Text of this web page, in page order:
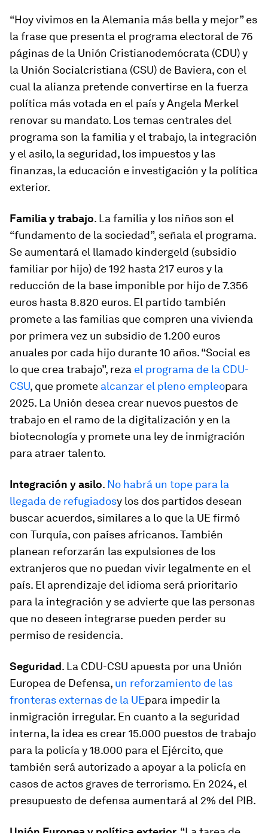
“Hoy vivimos en la Alemania más bella y mejor” es
la frase que presenta el programa electoral de 76
páginas de la Unión Cristianodemócrata (CDU) y
la Unión Socialcristiana (CSU) de Baviera, con el
cual la alianza pretende convertirse en la fuerza
política más votada en el país y Angela Merkel
renovar su mandato. Los temas centrales del
programa son la familia y el trabajo, la integración
y el asilo, la seguridad, los impuestos y las
finanzas, la educación e investigación y la política
exterior.
Familia y trabajo. La familia y los niños son el
“fundamento de la sociedad”, señala el programa.
Se aumentará el llamado kindergeld (subsidio
familiar por hijo) de 192 hasta 217 euros y la
reducción de la base imponible por hijo de 7.356
euros hasta 8.820 euros. El partido también
promete a las familias que compren una vivienda
por primera vez un subsidio de 1.200 euros
anuales por cada hijo durante 10 años. “Social es
lo que crea trabajo”, reza el programa de la CDU-
CSU, que promete alcanzar el pleno empleopara
2025. La Unión desea crear nuevos puestos de
trabajo en el ramo de la digitalización y en la
biotecnología y promete una ley de inmigración
para atraer talento.
Integración y asilo. No habrá un tope para la
llegada de refugiadosy los dos partidos desean
buscar acuerdos, similares a lo que la UE firmó
con Turquía, con países africanos. También
planean reforzarán las expulsiones de los
extranjeros que no puedan vivir legalmente en el
país. El aprendizaje del idioma será prioritario
para la integración y se advierte que las personas
que no deseen integrarse pueden perder su
permiso de residencia.
Seguridad. La CDU-CSU apuesta por una Unión
Europea de Defensa, un reforzamiento de las
fronteras externas de la UEpara impedir la
inmigración irregular. En cuanto a la seguridad
interna, la idea es crear 15.000 puestos de trabajo
para la policía y 18.000 para el Ejército, que
también será autorizado a apoyar a la policía en
casos de actos graves de terrorismo. En 2024, el
presupuesto de defensa aumentará al 2% del PIB.